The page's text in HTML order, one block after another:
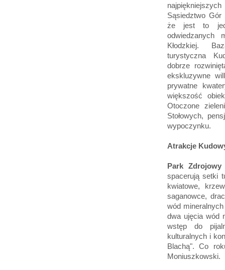
Sąsiedztwo Gór
że jest to
odwiedzanych
Kłodzkiej.
turystyczna
dobrze
ekskluzywne
prywatne
większość
Otoczone
Stołowych,
wypoczynku.
Atrakcje
Park Zdrojowy
spacerują setki
kwiatowe,
saganowce,
wód
dwa ujęcia wód
wstęp do
kulturalnych i
Blachą". Co
Moniuszkowski.